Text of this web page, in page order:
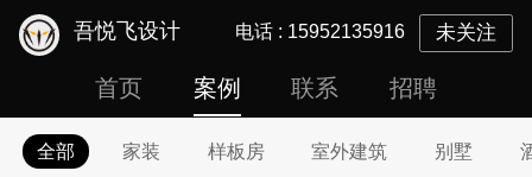
吾悦飞设计 电话 : 15952135916 未关注
首页 案例 联系 招聘
全部 家装 样板房 室外建筑 别墅